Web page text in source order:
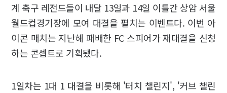
계 축구 레전드들이 내달 13일과 14일 이틀간 상암 서울
월드컵경기장에 모여 대결을 펼치는 이벤트다. 이번 아
이콘 매치는 지난해 패배한 FC 스피어가 재대결을 신청
하는 콘셉트로 기획됐다.
1일차는 1대 1 대결을 비롯해 '터치 챌린지', '커브 챌린